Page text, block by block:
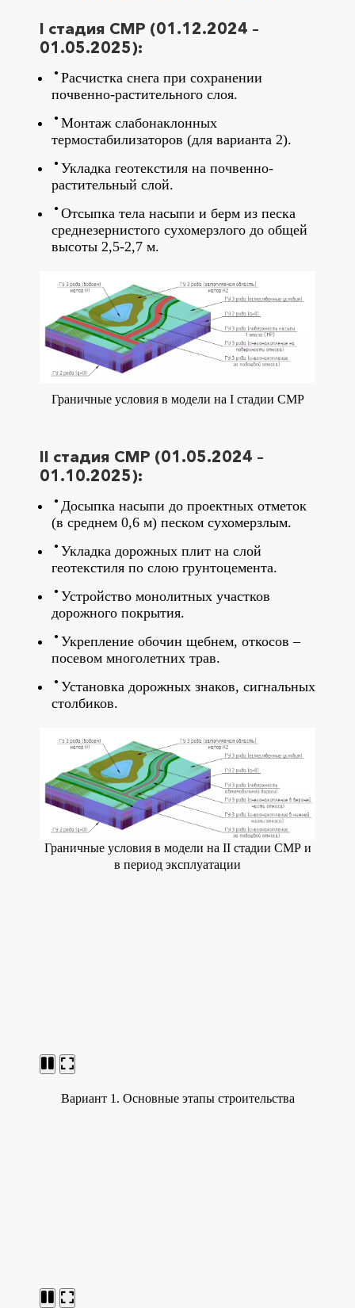
I стадия СМР (01.12.2024 –
01.05.2025):
Расчистка снега при сохранении
почвенно-растительного слоя.
Монтаж слабонаклонных
термостабилизаторов (для варианта 2).
Укладка геотекстиля на почвенно-
растительный слой.
Отсыпка тела насыпи и берм из песка
среднезернистого сухомерзлого до общей
высоты 2,5-2,7 м.
Граничные условия в модели на I стадии СМР
II стадия СМР (01.05.2024 –
01.10.2025):
Досыпка насыпи до проектных отметок
(в среднем 0,6 м) песком сухомерзлым.
Укладка дорожных плит на слой
геотекстиля по слою грунтоцемента.
Устройство монолитных участков
дорожного покрытия.
Укрепление обочин щебнем, откосов –
посевом многолетних трав.
Установка дорожных знаков, сигнальных
столбиков.
Граничные условия в модели на II стадии СМР и
в период эксплуатации
Вариант 1. Основные этапы строительства